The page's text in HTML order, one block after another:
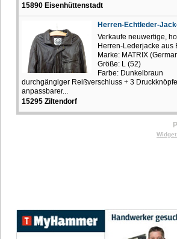
15890 Eisenhüttenstadt
Herren-Echtleder-
Verkaufe neuwertige,
Herren-Lederjacke aus
Marke: MATRIX
Größe: L (52)
Farbe: Dunkelbraun
durchgängiger Reißverschluss + 3 Druckknöpfe
anpassbarer...
15295 Ziltendorf